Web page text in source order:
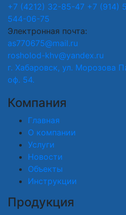
+7 (4212) 32-85-47 +7 (914)
544-06-75
Электронная почта:
as770675@mail.ru
rosholod-khv@yandex.ru
г. Хабаровск, ул. Морозова
оф. 54.
Компания
Главная
О компании
Услуги
Новости
Объекты
Инструкции
Продукция